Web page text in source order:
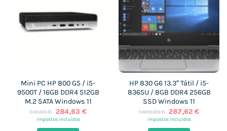
Mini PC HP 800 G5 / i5-
9500T / 16GB DDR4 512GB
M.2 SATA Windows 11
510,00€
O
preço
284,63 €O
impostos incluídos
HP 830 G6 13.3″ Tátil / i5-
8365U / 8GB DDR4 256GB
SSD Windows 11
1.499,00€ O
preço
287,62€O
impostos incluídos